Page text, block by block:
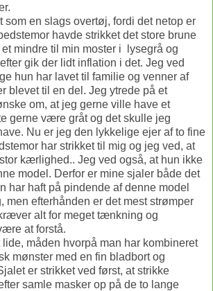
som en slags overtøj, fordi det netop er
havde strikket det store brune
mindre til min moster i lysegrå og
gik der lidt inflation i det. Jeg ved
hun har lavet til familie og venner af
blevet til en del. Jeg ytrede på et
om, at jeg gerne ville have et
gerne være gråt og det skulle jeg
Nu er jeg den lykkelige ejer af to fine
har strikket til mig og jeg ved, at
kærlighed.. Jeg ved også, at hun ikke
model. Derfor er mine sjaler både det
har haft på pindende af denne model
men efterhånden er det mest strømper
alt for meget tænkning og
at forstå.
måden hvorpå man har kombineret
mønster med en fin bladbort og
er strikket ved først, at strikke
samle masker op på de to lange